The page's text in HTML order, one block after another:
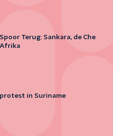
Terug: Sankara, de Che
in Suriname